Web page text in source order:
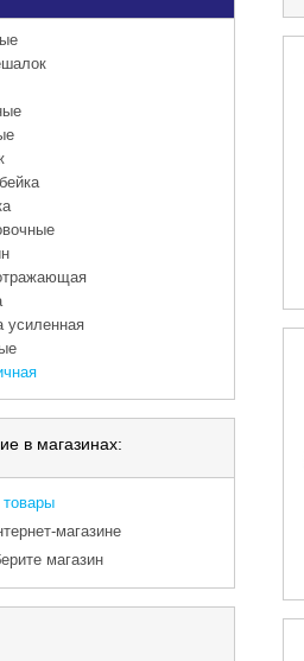
усиленная
в магазинах:
товары
магазине
магазин